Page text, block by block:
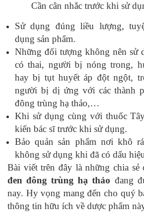
Cần cân nhắc trước khi sử
Sử dụng đúng liều lượng,
dụng sản phẩm.
Những đối tượng không nên sử
có thai, người bị nóng trong,
hay bị tụt huyết áp đột ngột,
người bị dị ứng với các thành
đông trùng hạ thảo,…
Khi sử dụng cùng với thuốc
kiến bác sĩ trước khi sử dụng.
Bảo quản sản phẩm nơi khô
không sử dụng khi đã có dấu
Bài viết trên đây là những chia sẻ
đen đông trùng hạ thảo đang
nay. Hy vọng mang đến cho quý
thông tin hữu ích về dược phẩm